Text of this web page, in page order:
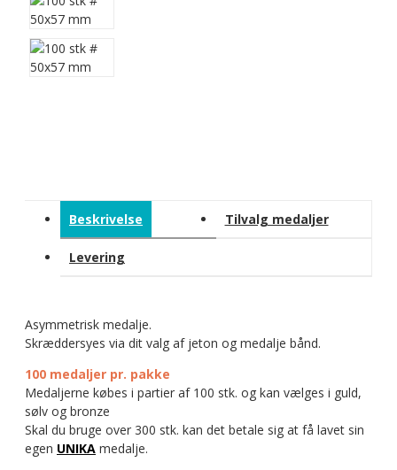
Beskrivelse Tilvalg medaljer
Levering
Asymmetrisk medalje.
Skræddersyes via dit valg af jeton og medalje bånd.
100 medaljer pr. pakke
Medaljerne købes i partier af 100 stk. og kan vælges i guld,
sølv og bronze
Skal du bruge over 300 stk. kan det betale sig at få lavet sin
egen UNIKA medalje.